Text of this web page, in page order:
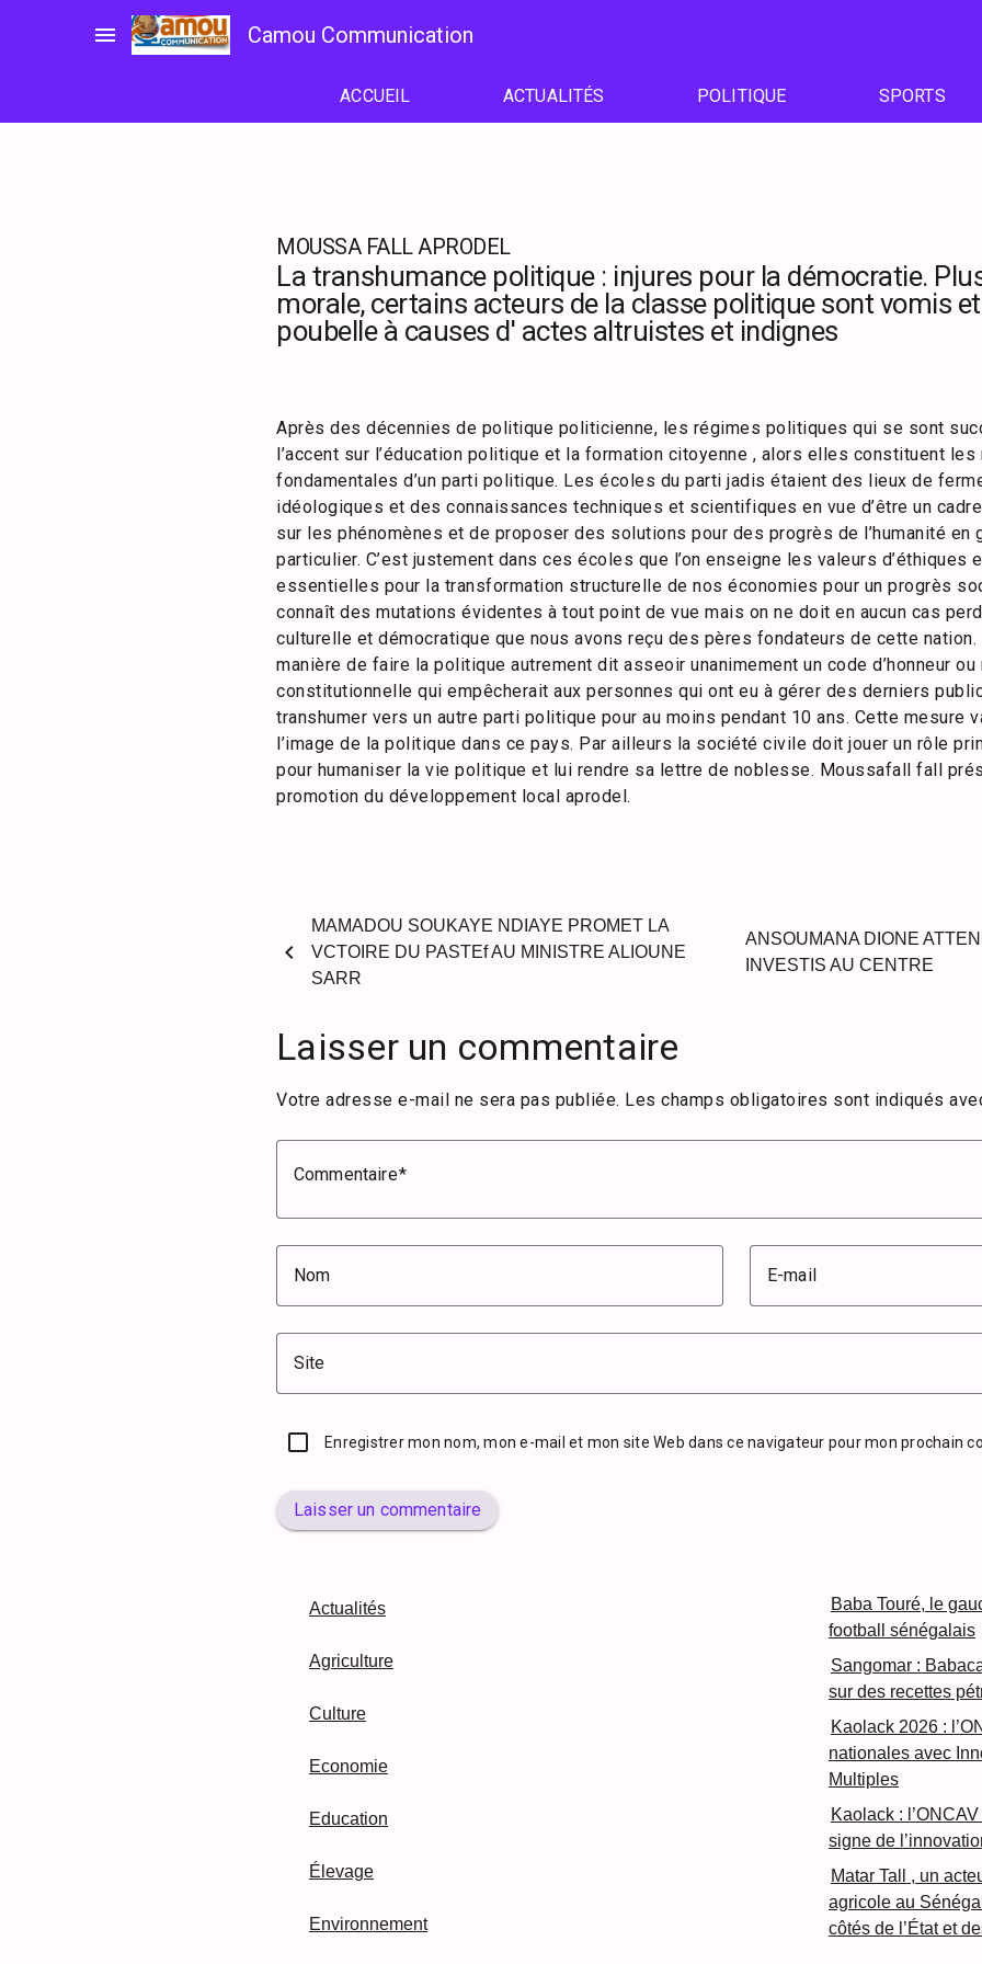
menu Camou Communication
ACCUEIL ACTUALITÉS POLITIQUE SPORTS
MOUSSA FALL APRODEL
La transhumance politique : injures pour la démocratie.
morale, certains acteurs de la classe politique sont vomis
poubelle à causes d' actes altruistes et indignes
Après des décennies de politique politicienne, les régimes politiques qui se sont
l’accent sur l’éducation politique et la formation citoyenne , alors elles constituent
fondamentales d’un parti politique. Les écoles du parti jadis étaient des lieux de
idéologiques et des connaissances techniques et scientifiques en vue d’être un
sur les phénomènes et de proposer des solutions pour des progrès de l’humanité en
particulier. C’est justement dans ces écoles que l’on enseigne les valeurs d’éthiques
essentielles pour la transformation structurelle de nos économies pour un progrès
connaît des mutations évidentes à tout point de vue mais on ne doit en aucun cas
culturelle et démocratique que nous avons reçu des pères fondateurs de cette
manière de faire la politique autrement dit asseoir unanimement un code d’honneur
constitutionnelle qui empêcherait aux personnes qui ont eu à gérer des derniers
transhumer vers un autre parti politique pour au moins pendant 10 ans. Cette mesure
l’image de la politique dans ce pays. Par ailleurs la société civile doit jouer un rôle
pour humaniser la vie politique et lui rendre sa lettre de noblesse. Moussafall fall
promotion du développement local aprodel.
chevron_left
MAMADOU SOUKAYE NDIAYE PROMET LA
VCTOIRE DU PASTEf AU MINISTRE ALIOUNE
SARR
ANSOUMANA DIONE
INVESTIS AU CENTRE
Laisser un commentaire
Votre adresse e-mail ne sera pas publiée. Les champs obligatoires sont indiqués
Commentaire
Nom E-mail
Site
Enregistrer mon nom, mon e-mail et mon site Web dans ce navigateur pour mon prochain
Laisser un commentaire
Actualités
Agriculture
Culture
Economie
Education
Élevage
Environnement
Baba Touré, le
football sénégalais
Sangomar :
sur des recettes
Kaolack 2026 :
nationales avec
Multiples
Kaolack :
signe de
Matar Tall , un
agricole au
côtés de l’État et